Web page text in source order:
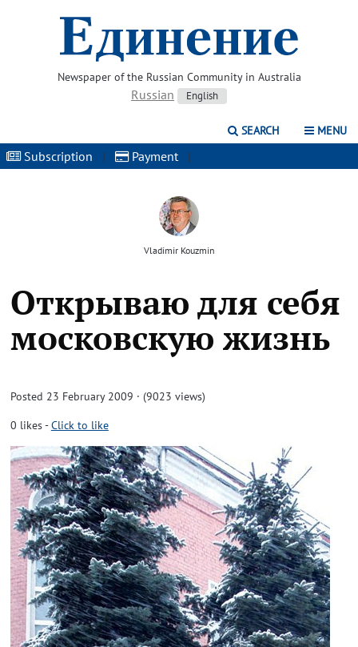
Newspaper of the Russian Community in Australia
Russian English
SEARCH MENU
Subscription | Payment |
Vladimir Kouzmin
Открываю для себя
московскую жизнь
Posted 23 February 2009 · (9023 views)
0 likes-Click to like